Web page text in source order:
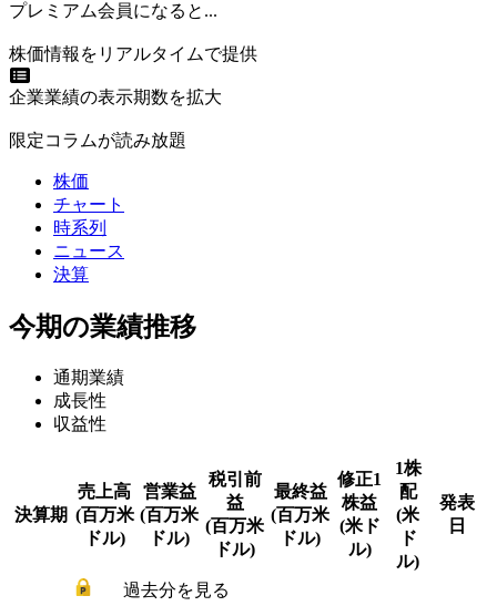
プレミアム会員になると...
株価情報をリアルタイムで提供
企業業績の表示期数を拡大
限定コラムが読み放題
株価
チャート
時系列
ニュース
決算
今期の業績推移
通期業績
成長性
収益性
決算期
売上高
(百万米
ドル)
営業益
(百万米
ドル)
税引前
益
(百万米
ドル)
最終益
(百万米
ドル)
修正1
株益
(米ド
ル)
1株
配
(米
ド
ル)
発表
日
過去分を見る